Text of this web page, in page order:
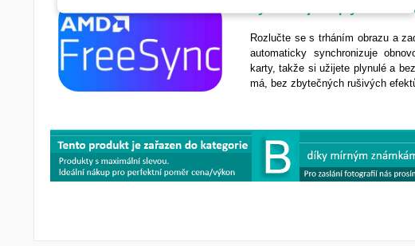
Vychutnejte si plynulost s
Rozlučte se s trháním obrazu a
automaticky synchronizuje
karty, takže si užijete plynulé a
má, bez zbytečných rušivých